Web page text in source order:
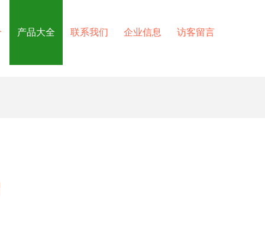
产品大全 联系我们 企业信息 访客留言